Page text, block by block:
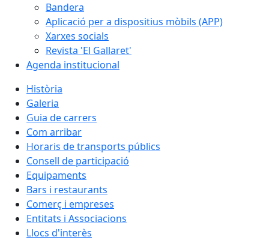
Bandera
Aplicació per a dispositius mòbils (APP)
Xarxes socials
Revista 'El Gallaret'
Agenda institucional
Història
Galeria
Guia de carrers
Com arribar
Horaris de transports públics
Consell de participació
Equipaments
Bars i restaurants
Comerç i empreses
Entitats i Associacions
Llocs d'interès